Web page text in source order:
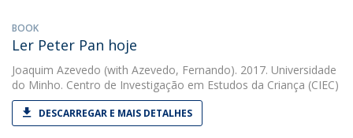
BOOK
Ler Peter Pan hoje
Joaquim Azevedo (with Azevedo, Fernando). 2017. Universidade
do Minho. Centro de Investigação em Estudos da Criança (CIEC)
DESCARREGAR E MAIS DETALHES